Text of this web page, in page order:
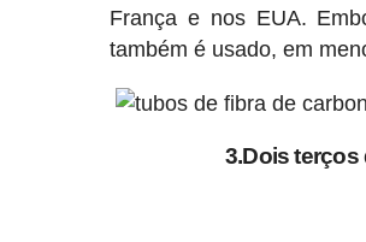
França e nos EUA.
também é usado, em
3.Dois